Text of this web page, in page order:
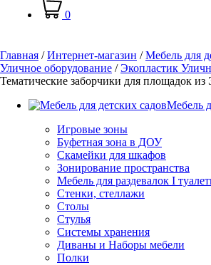
0
Главная /Интернет-магазин /Мебель для
Уличное оборудование /Экопластик
Тематические заборчики для площадок из
Мебель
Игровые зоны
Буфетная зона в ДОУ
Скамейки для шкафов
Зонирование пространства
Мебель для раздевалок I
Стенки, стеллажи
Столы
Стулья
Системы хранения
Диваны и Наборы мебели
Полки